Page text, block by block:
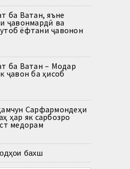
ба Ватан, яъне
ҷавонмардӣ ва
ёфтани ҷавонон
ба Ватан – Модар
ҷавон ба ҳисоб
Сарфармондеҳи
ҳар як сарбозро
медорам
бахш